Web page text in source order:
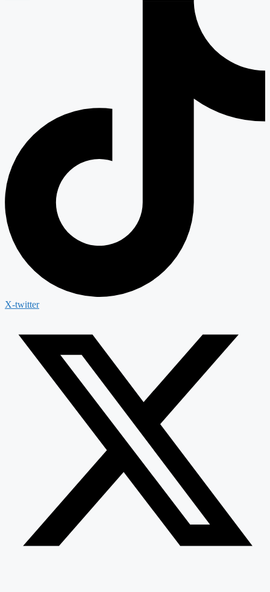
X-twitter